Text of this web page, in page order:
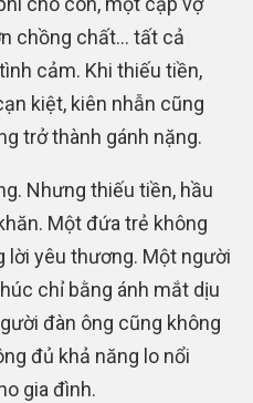
chồng chất… tất cả
cảm. Khi thiếu tiền,
kiệt, kiên nhẫn cũng
trở thành gánh nặng.
Nhưng thiếu tiền, hầu
Một đứa trẻ không
lời yêu thương. Một người
chỉ bằng ánh mắt dịu
đàn ông cũng không
đủ khả năng lo nổi
gia đình.